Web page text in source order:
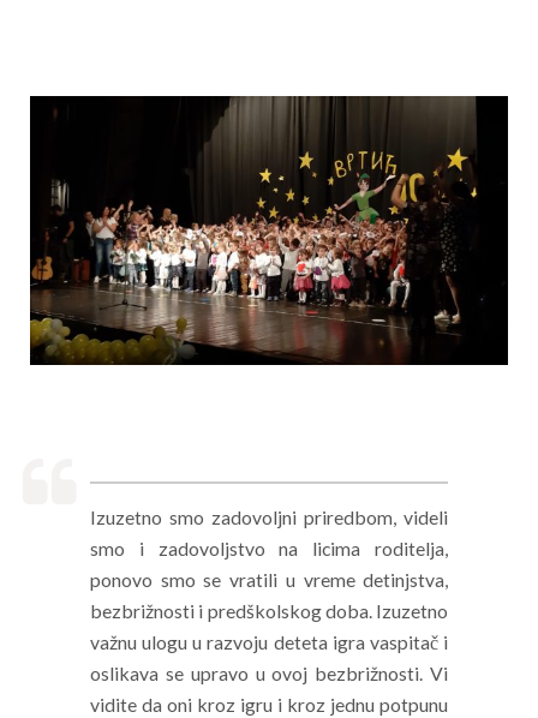
Izuzetno smo zadovoljni priredbom, videli
smo i zadovoljstvo na licima roditelja,
ponovo smo se vratili u vreme detinjstva,
bezbrižnosti i predškolskog doba. Izuzetno
važnu ulogu u razvoju deteta igra vaspitač i
oslikava se upravo u ovoj bezbrižnosti. Vi
vidite da oni kroz igru i kroz jednu potpunu